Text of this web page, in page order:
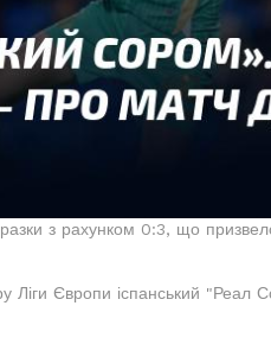
з рахунком 0:3, що
Ліги Європи іспанський "Реал